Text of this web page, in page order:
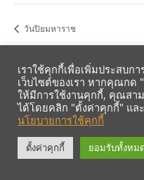
วันปิยมหาราช
รับข้อมูลข่าวสารจากสหกรณ์
เราใช้คุกกี้เพื่อเพิ่มประสบก
เว็บไซต์ของเรา หากคุณก
ให้มีการใช้งานคุกกี้, คุณสา
ได้โดยคลิก "ตั้งค่าคุกกี้" แล
นโยบายการใช้คุกกี้
ตั้งค่าคุกกี้ ยอมรับทั้งหม